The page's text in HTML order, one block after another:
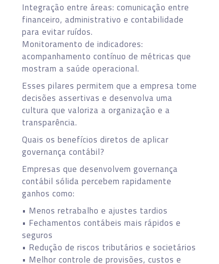
Integração entre áreas: comunicação entre
financeiro, administrativo e contabilidade
para evitar ruídos.
Monitoramento de indicadores:
acompanhamento contínuo de métricas que
mostram a saúde operacional.
Esses pilares permitem que a empresa tome
decisões assertivas e desenvolva uma
cultura que valoriza a organização e a
transparência.
Quais os benefícios diretos de aplicar
governança contábil?
Empresas que desenvolvem governança
contábil sólida percebem rapidamente
ganhos como:
• Menos retrabalho e ajustes tardios
• Fechamentos contábeis mais rápidos e
seguros
• Redução de riscos tributários e societários
• Melhor controle de provisões, custos e